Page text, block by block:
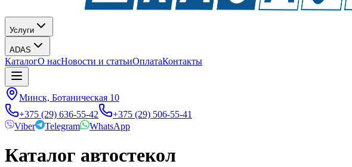
Услуги
ADAS
КаталогО насНовости и статьиОплатаКонтакты
Минск, Ботаническая 10
+375 (29) 636-55-42
+375 (29) 506-55-41
Viber
Telegram WhatsApp
Каталог автостекол